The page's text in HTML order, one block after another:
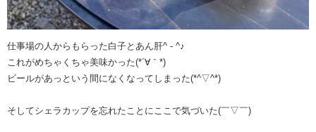
仕事場の人からもらった白子とあん肝^ - ^♪
これがめちゃくちゃ美味かった(*´∀｀*)
ビールがあっという間になくなってしまった(*^▽^*)
そしてシェラカップを忘れたことにここで気づいた(￣▽￣)